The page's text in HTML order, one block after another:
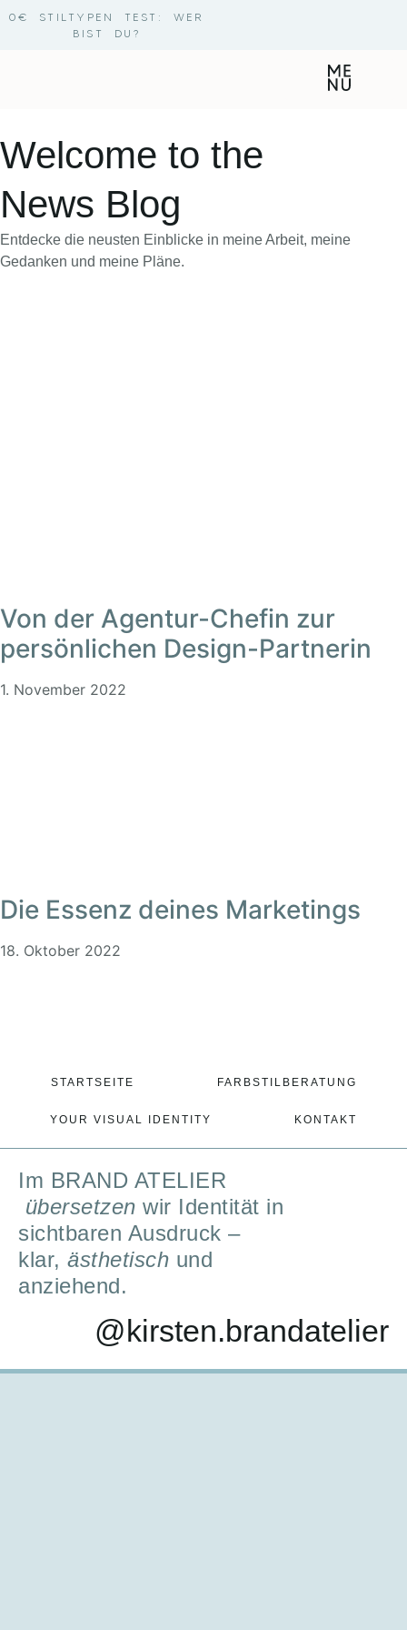
0€ STILTYPEN TEST: WER
BIST DU?
Welcome to the
News Blog
Entdecke die neusten Einblicke in meine Arbeit, meine
Gedanken und meine Pläne.
Von der Agentur-Chefin zur
persönlichen Design-Partnerin
1. November 2022
Die Essenz deines Marketings
18. Oktober 2022
STARTSEITE FARBSTILBERATUNG
YOUR VISUAL IDENTITY KONTAKT
Im BRAND ATELIER
übersetzen wir Identität in
sichtbaren Ausdruck –
klar, ästhetisch und
anziehend.
@kirsten.brandatelier